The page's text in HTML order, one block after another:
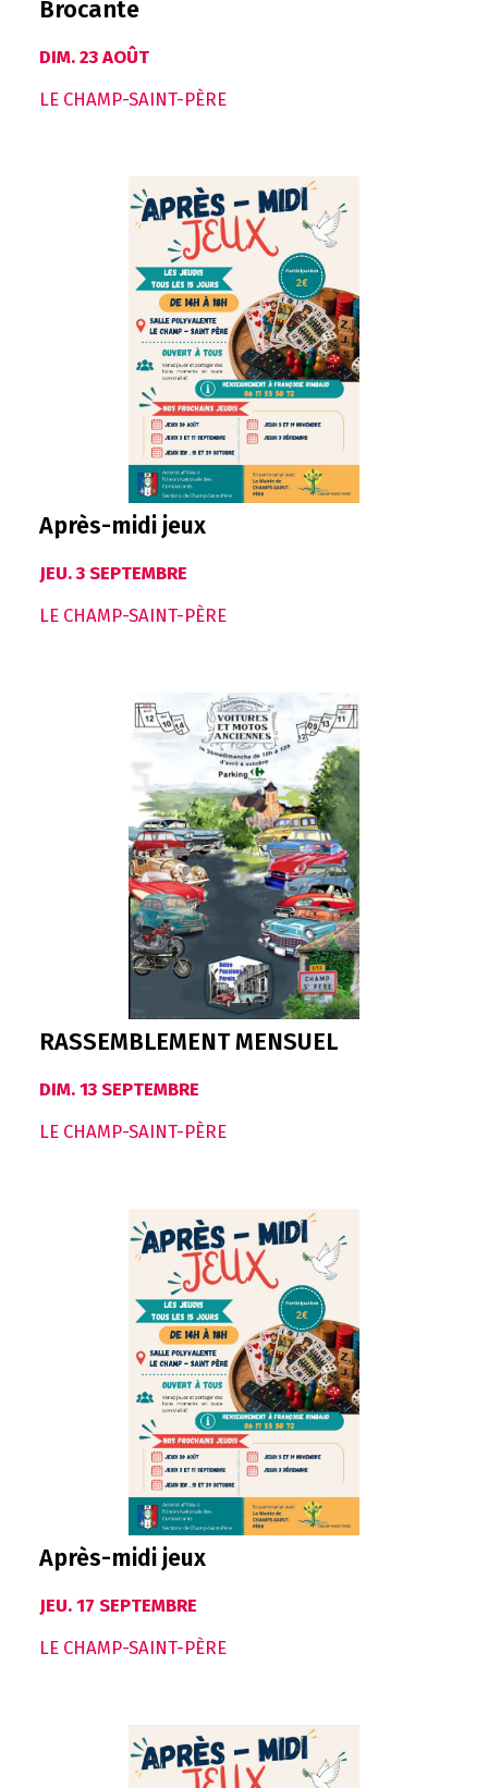
Brocante
DIM. 23 AOÛT
LE CHAMP-SAINT-PÈRE
Après-midi jeux
JEU. 3 SEPTEMBRE
LE CHAMP-SAINT-PÈRE
RASSEMBLEMENT MENSUEL
DIM. 13 SEPTEMBRE
LE CHAMP-SAINT-PÈRE
Après-midi jeux
JEU. 17 SEPTEMBRE
LE CHAMP-SAINT-PÈRE